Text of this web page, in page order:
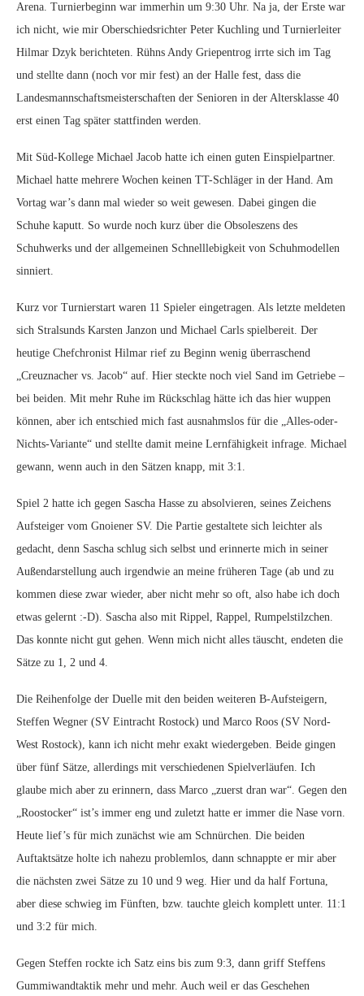
Arena. Turnierbeginn war immerhin um 9:30 Uhr. Na ja, der Erste war
ich nicht, wie mir Oberschiedsrichter Peter Kuchling und Turnierleiter
Hilmar Dzyk berichteten. Rühns Andy Griepentrog irrte sich im Tag
und stellte dann (noch vor mir fest) an der Halle fest, dass die
Landesmannschaftsmeisterschaften der Senioren in der Altersklasse 40
erst einen Tag später stattfinden werden.
Mit Süd-Kollege Michael Jacob hatte ich einen guten Einspielpartner.
Michael hatte mehrere Wochen keinen TT-Schläger in der Hand. Am
Vortag war’s dann mal wieder so weit gewesen. Dabei gingen die
Schuhe kaputt. So wurde noch kurz über die Obsoleszens des
Schuhwerks und der allgemeinen Schnelllebigkeit von Schuhmodellen
sinniert.
Kurz vor Turnierstart waren 11 Spieler eingetragen. Als letzte meldeten
sich Stralsunds Karsten Janzon und Michael Carls spielbereit. Der
heutige Chefchronist Hilmar rief zu Beginn wenig überraschend
„Creuznacher vs. Jacob“ auf. Hier steckte noch viel Sand im Getriebe –
bei beiden. Mit mehr Ruhe im Rückschlag hätte ich das hier wuppen
können, aber ich entschied mich fast ausnahmslos für die „Alles-oder-
Nichts-Variante“ und stellte damit meine Lernfähigkeit infrage. Michael
gewann, wenn auch in den Sätzen knapp, mit 3:1.
Spiel 2 hatte ich gegen Sascha Hasse zu absolvieren, seines Zeichens
Aufsteiger vom Gnoiener SV. Die Partie gestaltete sich leichter als
gedacht, denn Sascha schlug sich selbst und erinnerte mich in seiner
Außendarstellung auch irgendwie an meine früheren Tage (ab und zu
kommen diese zwar wieder, aber nicht mehr so oft, also habe ich doch
etwas gelernt :-D). Sascha also mit Rippel, Rappel, Rumpelstilzchen.
Das konnte nicht gut gehen. Wenn mich nicht alles täuscht, endeten die
Sätze zu 1, 2 und 4.
Die Reihenfolge der Duelle mit den beiden weiteren B-Aufsteigern,
Steffen Wegner (SV Eintracht Rostock) und Marco Roos (SV Nord-
West Rostock), kann ich nicht mehr exakt wiedergeben. Beide gingen
über fünf Sätze, allerdings mit verschiedenen Spielverläufen. Ich
glaube mich aber zu erinnern, dass Marco „zuerst dran war“. Gegen den
„Roostocker“ ist’s immer eng und zuletzt hatte er immer die Nase vorn.
Heute lief’s für mich zunächst wie am Schnürchen. Die beiden
Auftaktsätze holte ich nahezu problemlos, dann schnappte er mir aber
die nächsten zwei Sätze zu 10 und 9 weg. Hier und da half Fortuna,
aber diese schwieg im Fünften, bzw. tauchte gleich komplett unter. 11:1
und 3:2 für mich.
Gegen Steffen rockte ich Satz eins bis zum 9:3, dann griff Steffens
Gummiwandtaktik mehr und mehr. Auch weil er das Geschehen